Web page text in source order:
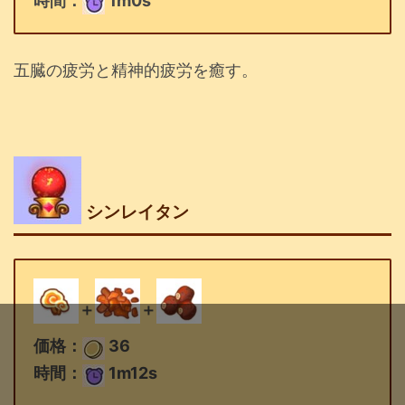
五臓の疲労と精神的疲労を癒す。
シンレイタン
＋
＋
価格：
36
時間：
1m12s